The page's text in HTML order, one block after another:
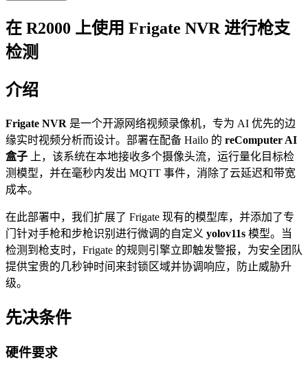
在 R2000 上使用 Frigate NVR 进行枪支
检测
介绍
Frigate NVR 是一个开源网络视频录像机，专为 AI 优先的边
缘实时视频分析而设计。部署在配备 Hailo 的 reComputer AI
盒子 上，该系统在本地接收多个摄像头流，运行量化目标检
测模型，并在毫秒内发出 MQTT 事件，消除了云延迟和带宽
成本。
在此部署中，我们扩展了 Frigate 现有的模型库，并添加了专
门针对手枪和步枪识别进行微调的自定义 yolov11s 模型。当
检测到枪支时，Frigate 的规则引擎立即触发警报，为安全团队
提供宝贵的几秒钟时间来封锁区域并协调响应，防止威胁升
级。
先决条件
硬件要求